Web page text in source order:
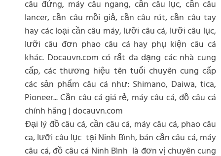
câu đứng, máy câu ngang, cần câu lục, cần câu
lancer, cần câu mồi giả, cần câu rút, cần câu tay
hay các loại cần câu máy, lưỡi câu cá, lưỡi câu lục,
lưỡi câu đơn phao câu cá hay phụ kiện câu cá
khác. Docauvn.com có rất đa dạng các nhà cung
cấp, các thương hiệu tên tuổi chuyên cung cấp
các sản phẩm câu cá như: Shimano, Daiwa, tica,
Pioneer... Cần câu cá giá rẻ, máy câu cá, đồ câu cá
chính hãng | docauvn.com
Đại lý đồ câu cá, cần câu cá, máy câu cá, phao câu
ca, lưỡi câu lục tại Ninh Bình, bán cần câu cá, máy
câu cá, đồ câu cá Ninh Bình là đơn vị chuyên cung